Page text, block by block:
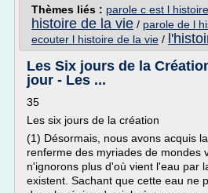
Thèmes liés : parole c est l
histoire de la vie / parole de l
ecouter l histoire de la vie /
Les Six jours de la
jour - Les ...
35
Les six jours de la création
(1) Désormais, nous avons acquis
renferme des myriades de mondes
n'ignorons plus d'où vient l'eau par
existent. Sachant que cette eau ne